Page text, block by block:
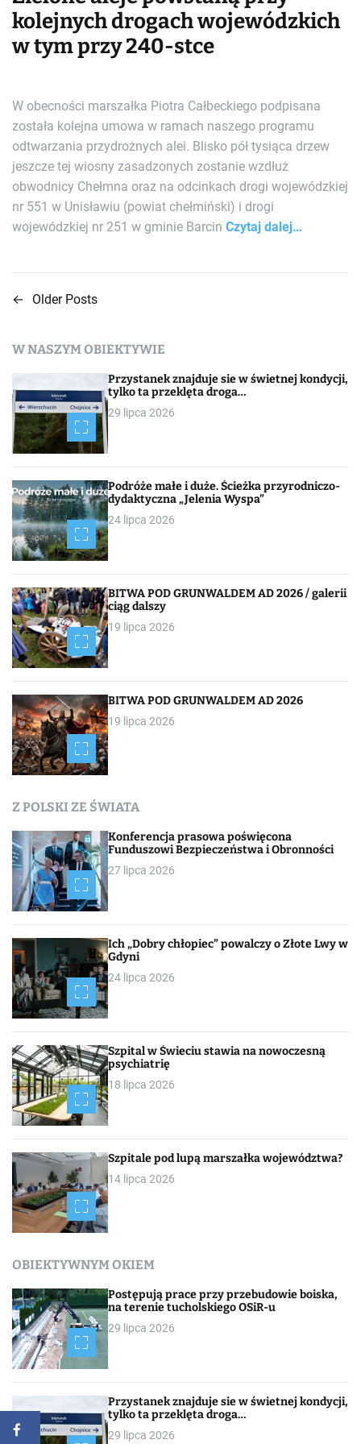
kolejnych drogach wojewódzkich
w tym przy 240-stce
W obecności marszałka Piotra Całbeckiego podpisana
została kolejna umowa w ramach naszego programu
odtwarzania przydrożnych alei. Blisko pół tysiąca drzew
jeszcze tej wiosny zasadzonych zostanie wzdłuż
obwodnicy Chełmna oraz na odcinkach drogi wojewódzkiej
nr 551 w Unisławiu (powiat chełmiński) i drogi
wojewódzkiej nr 251 w gminie Barcin Czytaj dalej…
N
i
g
a
c
j
a
p
o
w
p
i
s
a
← Older Posts
W NASZYM OBIEKTYWIE
Przystanek znajduje sie w świetnej kondycji,
tylko ta przeklęta droga…
29 lipca 2026
Podróże małe i duże. Ścieżka przyrodniczo-
dydaktyczna „Jelenia Wyspa”
24 lipca 2026
BITWA POD GRUNWALDEM AD 2026 / galerii
ciąg dalszy
19 lipca 2026
BITWA POD GRUNWALDEM AD 2026
19 lipca 2026
Z POLSKI ZE ŚWIATA
Konferencja prasowa poświęcona
Funduszowi Bezpieczeństwa i Obronności
27 lipca 2026
Ich „Dobry chłopiec” powalczy o Złote Lwy w
Gdyni
24 lipca 2026
Szpital w Świeciu stawia na nowoczesną
psychiatrię
18 lipca 2026
Szpitale pod lupą marszałka województwa?
14 lipca 2026
OBIEKTYWNYM OKIEM
Postępują prace przy przebudowie boiska,
na terenie tucholskiego OSiR-u
29 lipca 2026
Przystanek znajduje sie w świetnej kondycji,
tylko ta przeklęta droga…
29 lipca 2026